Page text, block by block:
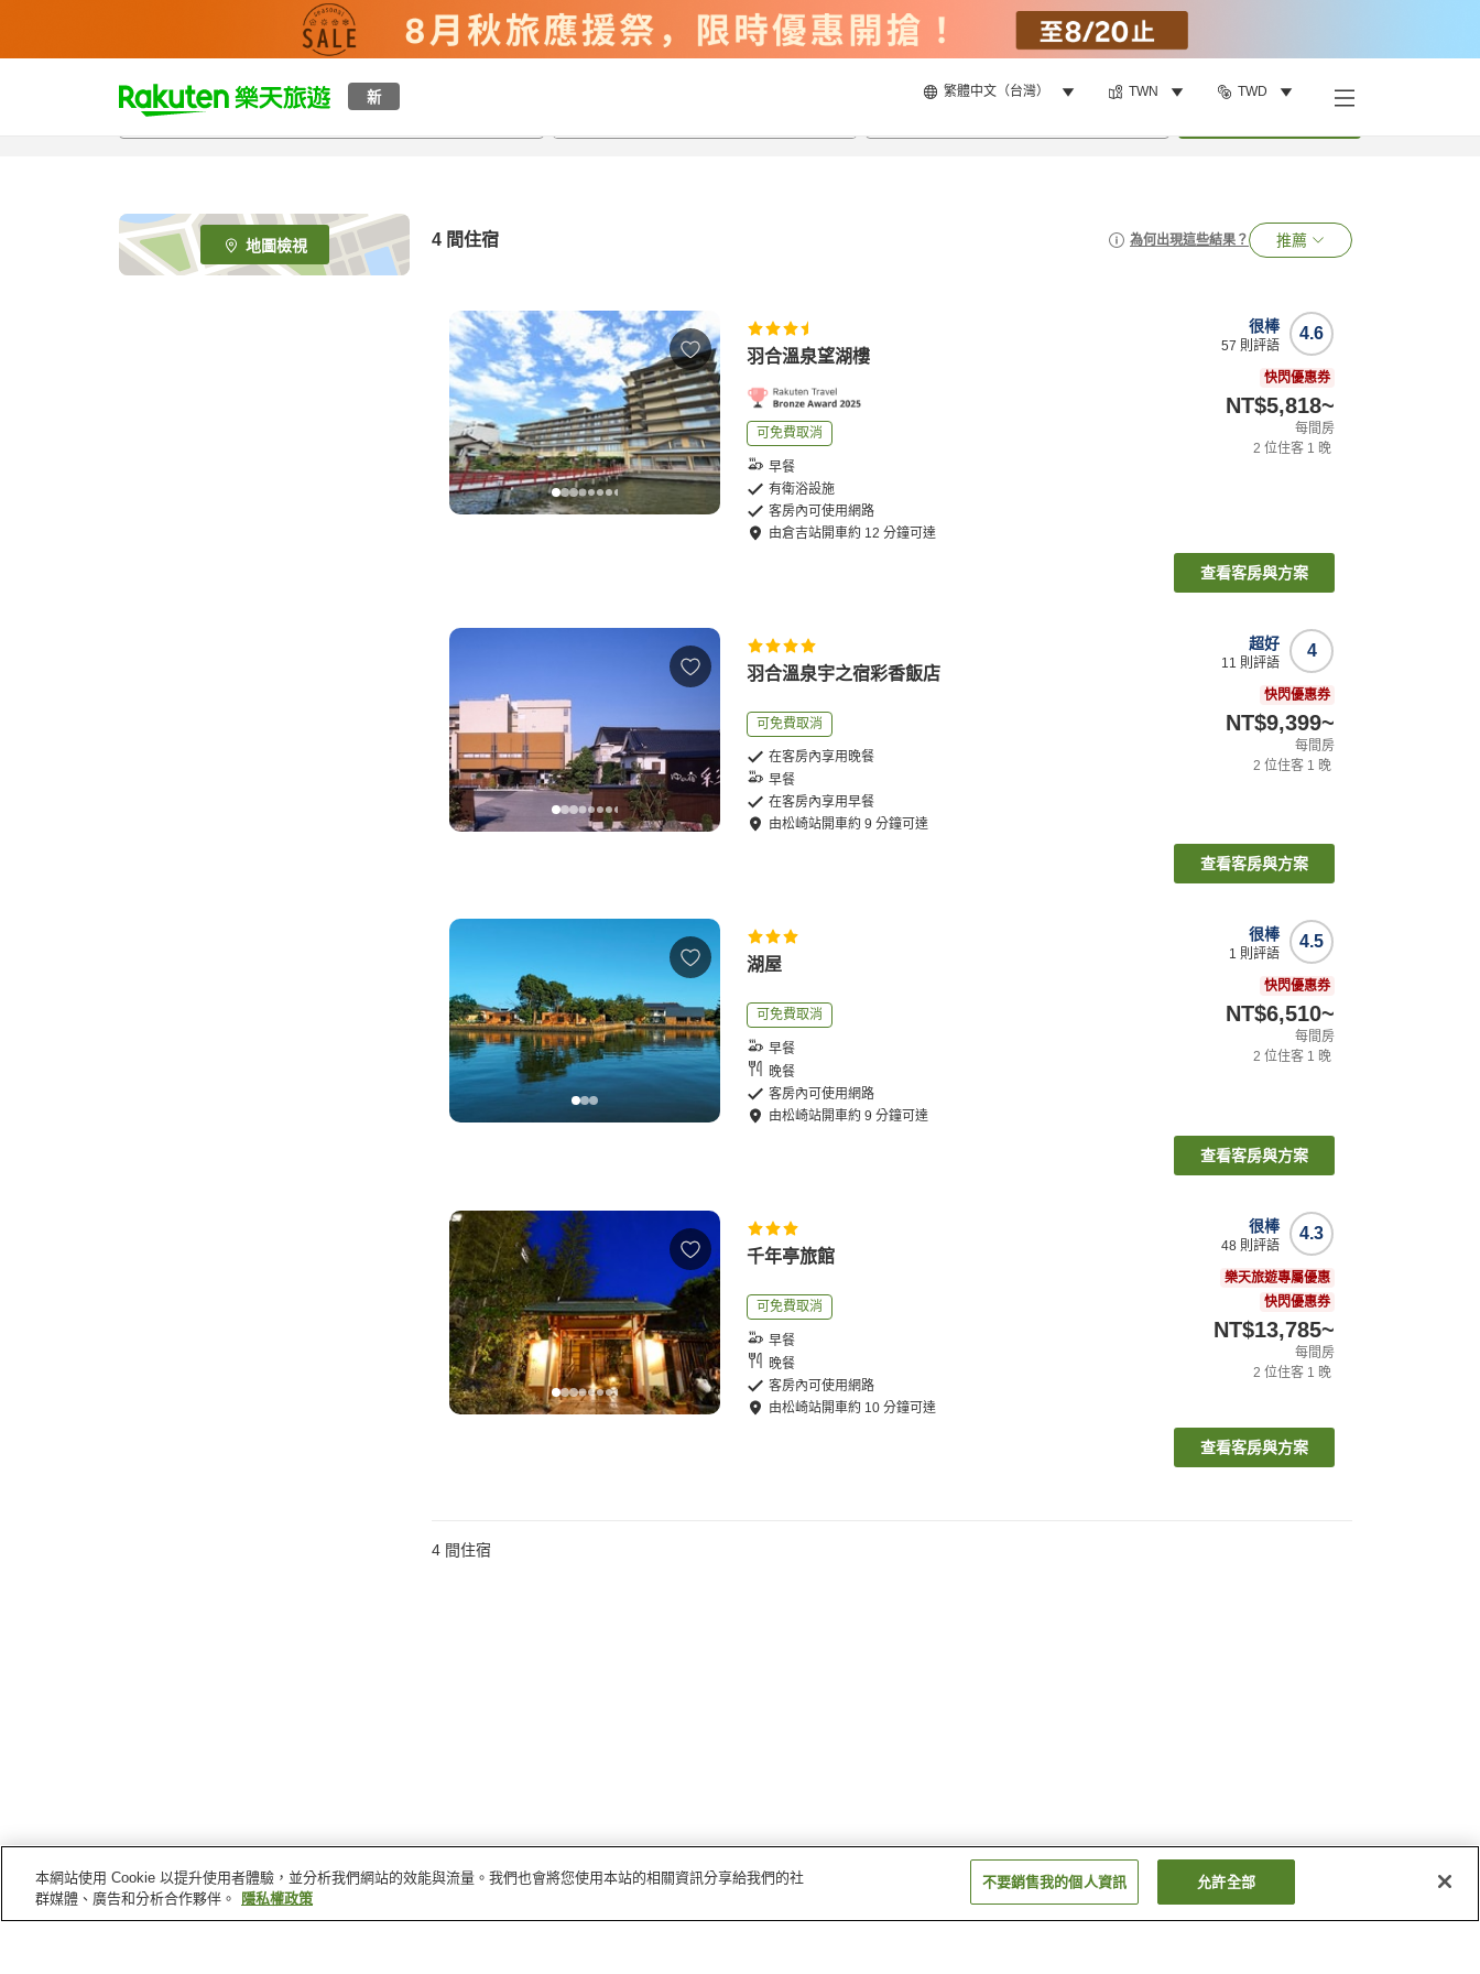
新 繁體中文（台灣） TWN TWD
t
p
e
_
s
地圖檢視 4 間住宿 為何出現這些結果？ 推薦
羽合溫泉望湖樓
可免費取消
早餐
有衛浴設施
客房內可使用網路
由倉吉站開車約 12 分鐘可達
4.6
很棒
57 則評語
快閃優惠券
NT$5,818~
每間房
2 位住客 1 晚
查看客房與方案
羽合溫泉宇之宿彩香飯店
可免費取消
在客房內享用晚餐
早餐
在客房內享用早餐
由松崎站開車約9 分鐘可達
4
超好
11 則評語
快閃優惠券
NT$9,399~
每間房
2 位住客 1 晚
查看客房與方案
湖屋
可免費取消
早餐
晚餐
客房內可使用網路
由松崎站開車約9 分鐘可達
4.5
很棒
1 則評語
快閃優惠券
NT$6,510~
每間房
2 位住客 1 晚
查看客房與方案
千年亭旅館
可免費取消
早餐
晚餐
客房內可使用網路
由松崎站開車約 10 分鐘可達
4.3
很棒
48 則評語
樂天旅遊專屬優惠
快閃優惠券
NT$13,785~
每間房
2 位住客 1 晚
查看客房與方案
4 間住宿
本網站使用 Cookie 以提升使用者體驗，並分析我們網站的效能與流量。我們也會將您使用本站的相關資訊分享給我們的社
群媒體、廣告和分析合作夥伴。
隱私權政策
不要銷售我的個人資訊 允許全部